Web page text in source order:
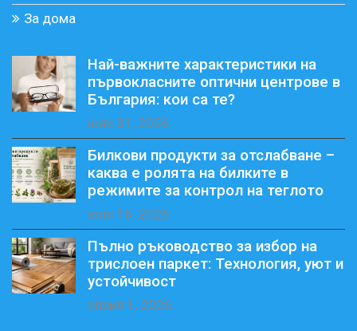
За дома
Най-важните характеристики на
първокласните оптични центрове в
България: кои са те?
юли 31, 2026
Билкови продукти за отслабване –
каква е ролята на билките в
режимите за контрол на теглото
юли 16, 2026
Пълно ръководство за избор на
трислоен паркет: Технология, уют и
устойчивост
април 1, 2026